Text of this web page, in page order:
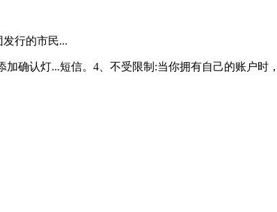
行的市民...
确认灯...短信。4、不受限制:当你拥有自己的账户时